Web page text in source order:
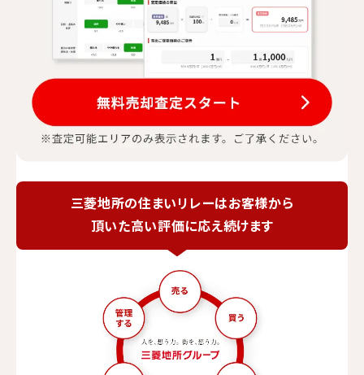
三菱地所の住まいリレーはお客様から
頂いた高い評価に応え続けます